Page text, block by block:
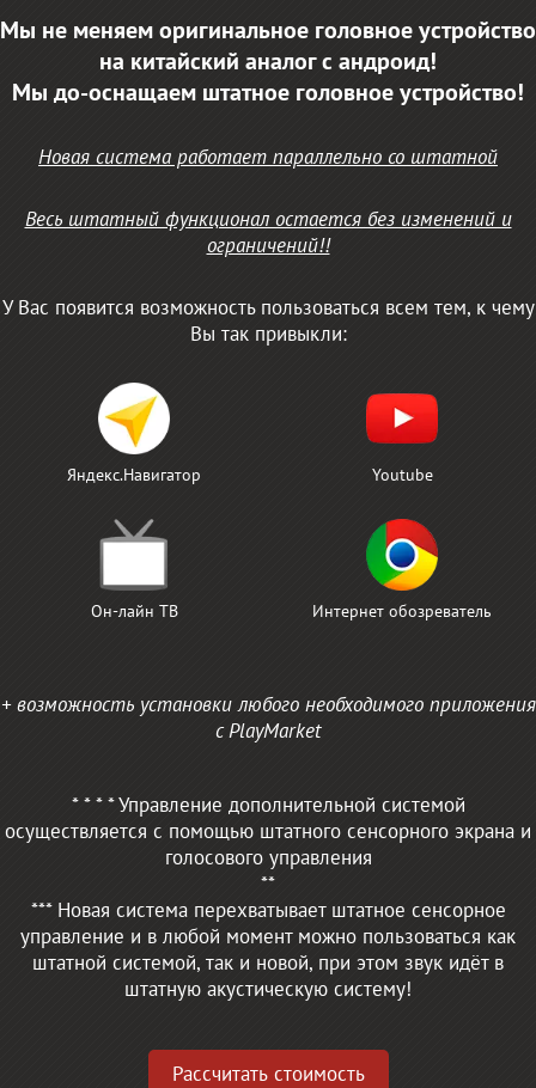
Мы не меняем оригинальное головное устройство
на китайский аналог с андроид!
Мы до-оснащаем штатное головное устройство!
Новая система работает параллельно со штатной
Весь штатный функционал остается без изменений и
ограничений!!
У Вас появится возможность пользоваться всем тем, к чему
Вы так привыкли:
Яндекс.Навигатор Youtube
Он-лайн ТВ Интернет обозреватель
+ возможность установки любого необходимого приложения
с PlayMarket
* * * * Управление дополнительной системой
осуществляется с помощью штатного сенсорного экрана и
голосового управления
**
*** Новая система перехватывает штатное сенсорное
управление и в любой момент можно пользоваться как
штатной системой, так и новой, при этом звук идёт в
штатную акустическую систему!
Рассчитать стоимость